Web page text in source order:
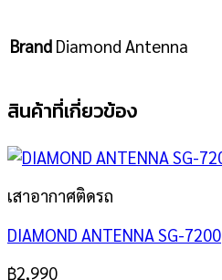
Brand Diamond Antenna
สินค้าที่เกี่ยวข้อง
เสาอากาศติดรถ
DIAMOND ANTENNA SG-7200
฿2,990